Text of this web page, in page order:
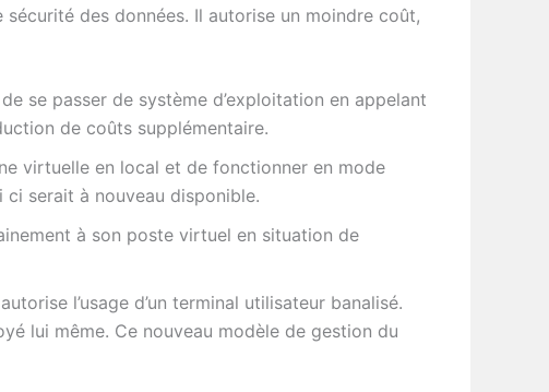
des données. Il autorise un moindre coût,
se passer de système d’exploitation en appelant
de coûts supplémentaire.
virtuelle en local et de fonctionner en mode
serait à nouveau disponible.
à son poste virtuel en situation de
l’usage d’un terminal utilisateur banalisé.
lui même. Ce nouveau modèle de gestion du